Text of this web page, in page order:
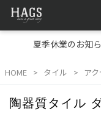
夏季休業のお知
HOME タイル ア
陶器質タイル